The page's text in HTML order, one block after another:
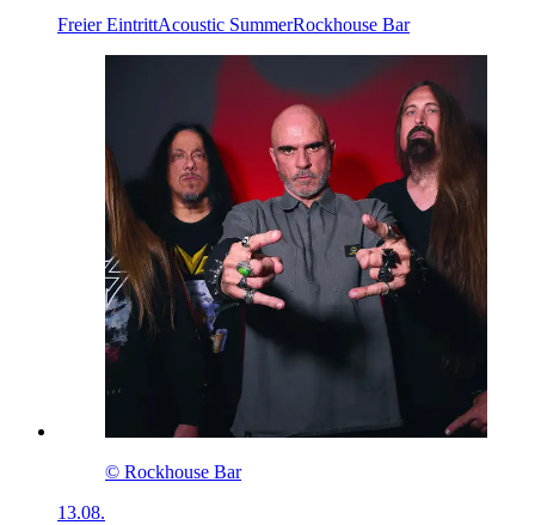
Freier EintrittAcoustic SummerRockhouse Bar
© Rockhouse Bar
13.08.